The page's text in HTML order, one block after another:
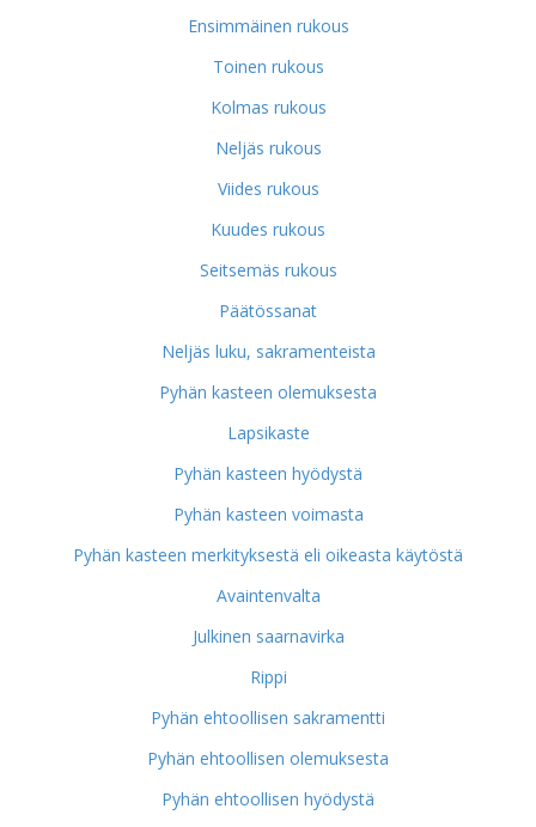
Ensimmäinen rukous
Toinen rukous
Kolmas rukous
Neljäs rukous
Viides rukous
Kuudes rukous
Seitsemäs rukous
Päätössanat
Neljäs luku, sakramenteista
Pyhän kasteen olemuksesta
Lapsikaste
Pyhän kasteen hyödystä
Pyhän kasteen voimasta
Pyhän kasteen merkityksestä eli oikeasta käytöstä
Avaintenvalta
Julkinen saarnavirka
Rippi
Pyhän ehtoollisen sakramentti
Pyhän ehtoollisen olemuksesta
Pyhän ehtoollisen hyödystä